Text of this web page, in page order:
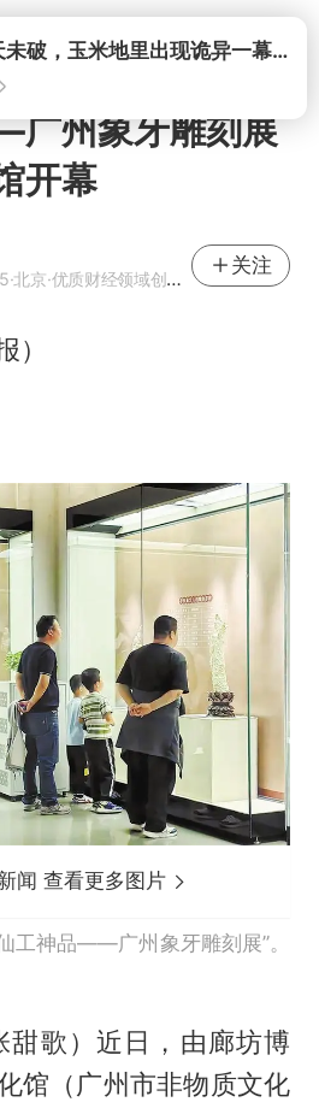
打开西平命案8天未破，玉米地里出现诡异一幕，我突然想起了欧金中
州象牙雕刻展
开幕
·北京·优质财经领域创作者
关注
）
闻 查看更多图片
工神品——广州象牙雕刻展”。
甜歌）近日，由廊坊博
馆（广州市非物质文化